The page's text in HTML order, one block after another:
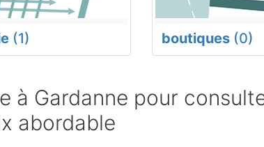
(1) boutiques (0)
à Gardanne pour
abordable